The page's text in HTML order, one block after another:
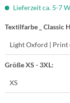
Lieferzeit ca. 5-7
Textilfarbe _ Classic
Größe XS - 3XL: